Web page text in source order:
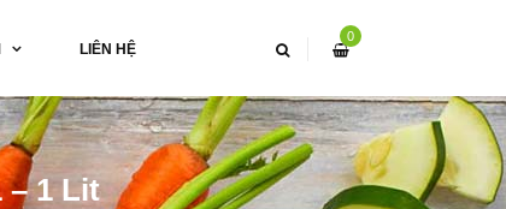
LIÊN HỆ
0
– 1 Lit